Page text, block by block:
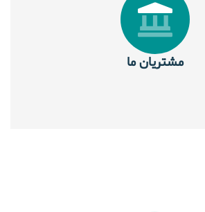
مشتریان ما